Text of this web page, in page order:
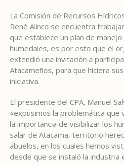
La Comisión de Recursos
René Alinco se encuentra
que establece un plan de
humedales, es por esto que el
extendió una invitación a
Atacameños, para que hiciera
iniciativa.
El presidente del CPA, Manuel
«expusimos la problemática
la importancia de visibilizar los
salar de Atacama, territorio
abuelos, en los cuales hemos
desde que se instaló la industria